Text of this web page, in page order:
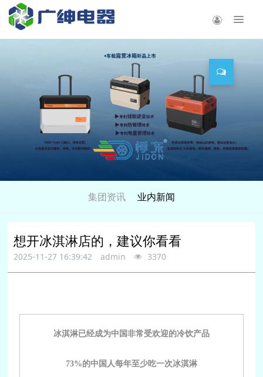
集团资讯 业内新闻
想开冰淇淋店的，建议你看看
2025-11-27 16:39:42 admin 3370
冰淇淋已经成为中国非常受欢迎的冷饮产品
73%的中国人每年至少吃一次冰淇淋